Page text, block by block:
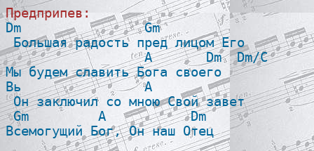
Предприпев:
Dm                Gm
Большая радость пред лицом Его
                  A       Dm  Dm/C
Мы будем славить Бога своего
Bь                A
Он заключил со мною Свой завет
Gm         A           Dm
Всемогущий Бог, Он наш Отец